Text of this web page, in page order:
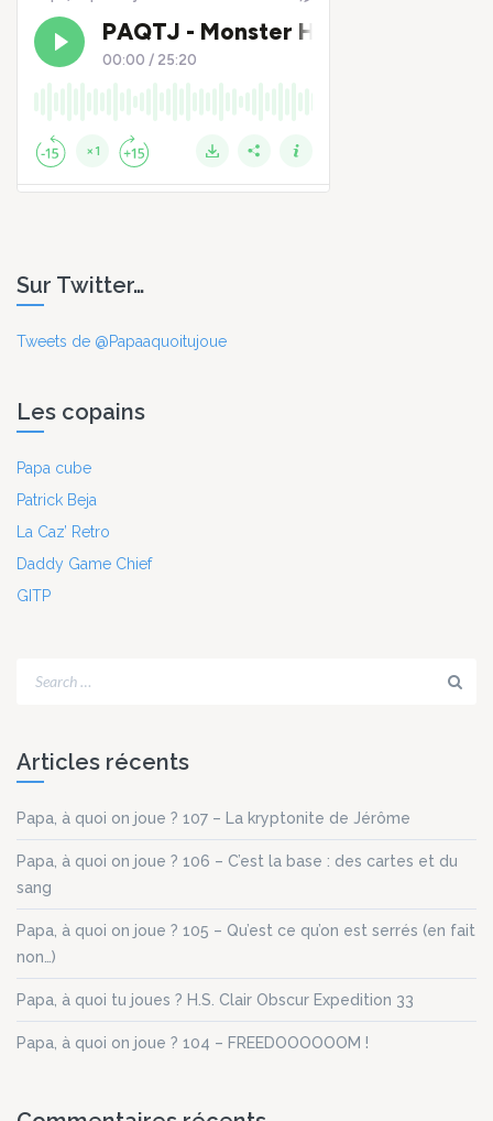
Sur Twitter…
Tweets de @Papaaquoitujoue
Les copains
Papa cube
Patrick Beja
La Caz’ Retro
Daddy Game Chief
GITP
Articles récents
Papa, à quoi on joue ? 107 – La kryptonite de Jérôme
Papa, à quoi on joue ? 106 – C’est la base : des cartes et du
sang
Papa, à quoi on joue ? 105 – Qu’est ce qu’on est serrés (en fait
non…)
Papa, à quoi tu joues ? H.S. Clair Obscur Expedition 33
Papa, à quoi on joue ? 104 – FREEDOOOOOOM !